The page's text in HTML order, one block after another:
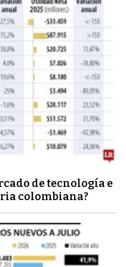
de tecnología e
colombiana?